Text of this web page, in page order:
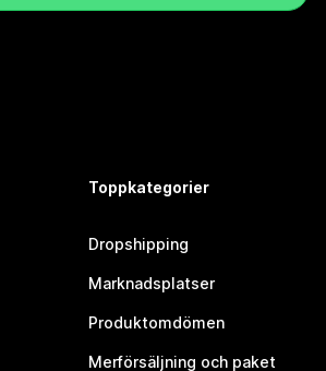
Toppkategorier
Dropshipping
Marknadsplatser
Produktomdömen
Merförsäljning och paket